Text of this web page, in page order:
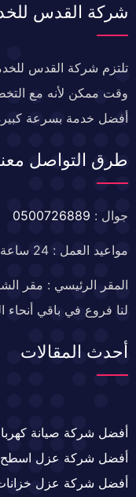
شركة القدس
تلتزم شركة القدس
وقت ممكن لأنه مع
أفضل خدمة بسرعة
طرق التواصل
جوال : 0500726889
مواعيد العمل : 24 ساعة طوال أيام الأسبوع
المقر الرئيسي : مقر
لنا فروع في باقي أنحاء
أحدث المقالات
أفضل شركة صيانة
أفضل شركة عزل اسطح
أفضل شركة عزل